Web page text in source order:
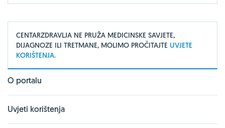
CENTARZDRAVLJA NE PRUŽA MEDICINSKE SAVJETE,
DIJAGNOZE ILI TRETMANE, MOLIMO PROČITAJTE UVJETE
KORIŠTENJA.
O portalu
Uvjeti korištenja